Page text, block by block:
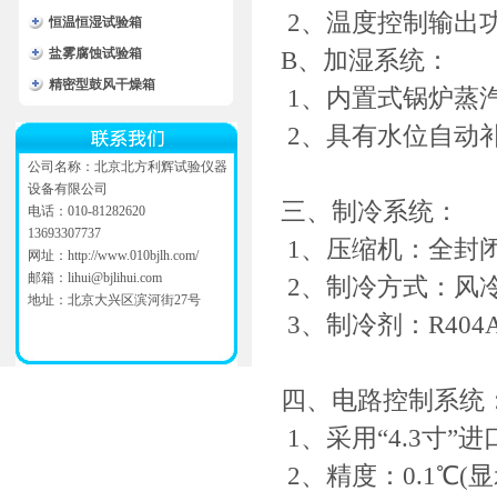
恒温恒湿试验箱
盐雾腐蚀试验箱
精密型鼓风干燥箱
公司名称：北京北方利辉试验仪器
设备有限公司
电话：010-81282620
13693307737
网址： http://www.010bjlh.com/
邮箱： lihui@bjlihui.com
地址：北京大兴区滨河街27号
2、温度控制输出
B、加湿系统：
1、内置式锅炉蒸
2、具有水位自动
三、制冷系统：
1、压缩机：全封
2、制冷方式：风
3、制冷剂：
四、电路控制系统
1、采用“4.3寸”
2、精度：0.1℃(